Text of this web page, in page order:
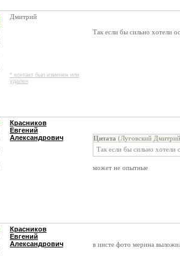
Дмитрий
* контакт был изменен или
удален
Так если бы сильно хотели
Красников
Евгений
Александрович
Цитата (Луговский
Так если бы сильно хотели
может не опытные
Красников
Евгений
Александрович
в инсте фото мерина